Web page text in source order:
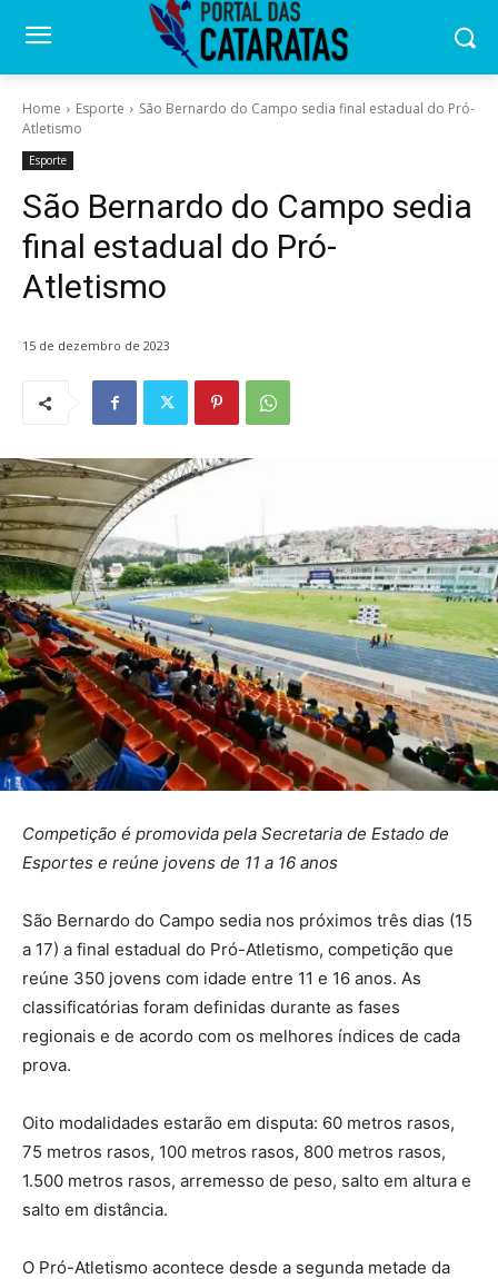
Home Esporte
São Bernardo do Campo sedia final estadual do Pró-
Atletismo
Esporte
São Bernardo do Campo sedia
final estadual do Pró-
Atletismo
15 de dezembro de 2023
Competição é promovida pela Secretaria de Estado de
Esportes e reúne jovens de 11 a 16 anos
São Bernardo do Campo sedia nos próximos três dias (15
a 17) a final estadual do Pró-Atletismo, competição que
reúne 350 jovens com idade entre 11 e 16 anos. As
classificatórias foram definidas durante as fases
regionais e de acordo com os melhores índices de cada
prova.
Oito modalidades estarão em disputa: 60 metros rasos,
75 metros rasos, 100 metros rasos, 800 metros rasos,
1.500 metros rasos, arremesso de peso, salto em altura e
salto em distância.
O Pró-Atletismo acontece desde a segunda metade da